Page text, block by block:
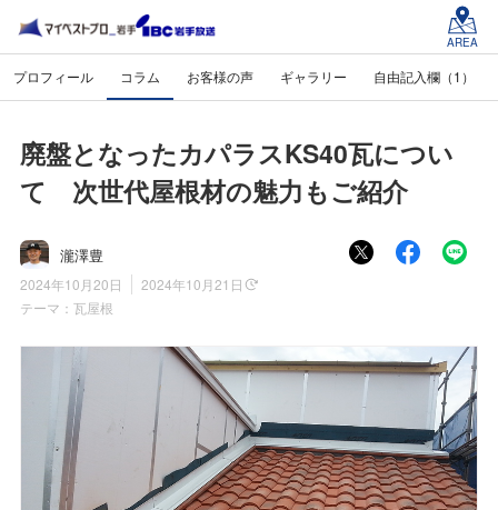
AREA
プロフィール コラム お客様の声 ギャラリー 自由記入欄（1）
廃盤となったカパラスKS40瓦につい
て 次世代屋根材の魅力もご紹介
瀧澤豊
2024年10月20日
2024年10月21日
テーマ： 瓦屋根